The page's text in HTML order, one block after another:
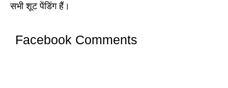
सभी शूट पेंडिंग हैं।
Facebook Comments